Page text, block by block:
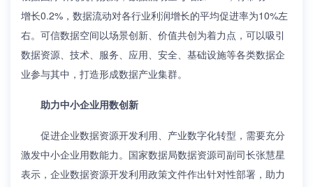
增长0.2%，数据流动对各行业利润增长的平均促进率为10%左
右。可信数据空间以场景创新、价值共创为着力点，可以吸引
数据资源、技术、服务、应用、安全、基础设施等各类数据企
业参与其中，打造形成数据产业集群。
助力中小企业用数创新
促进企业数据资源开发利用、产业数字化转型，需要充分
激发中小企业用数能力。国家数据局数据资源司副司长张慧星
表示，企业数据资源开发利用政策文件作出针对性部署，助力